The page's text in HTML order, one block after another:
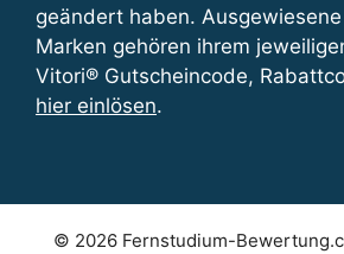
geändert haben.
Marken gehören ihrem
Vitori® Gutscheincode,
hier einlösen.
© 2026 Fernstudium-